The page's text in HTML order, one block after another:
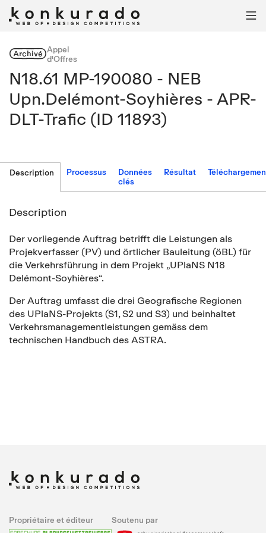

ArchivéAppel
d'Offres
N18.61 MP-190080 - NEB
Upn.Delémont-Soyhières - APR-
DLT-Trafic (ID 11893)
Description Processus
Données
clés
Résultat
Description
Der vorliegende Auftrag betrifft die Leistungen als
Projekverfasser (PV) und örtlicher Bauleitung (öBL) für
die Verkehrsführung in dem Projekt „UPlaNS N18
Delémont-Soyhières“.
Der Auftrag umfasst die drei Geografische Regionen
des UPlaNS-Projekts (S1, S2 und S3) und beinhaltet
Verkehrsmanagementleistungen gemäss dem
technischen Handbuch des ASTRA.
Propriétaire et éditeur Soutenu par